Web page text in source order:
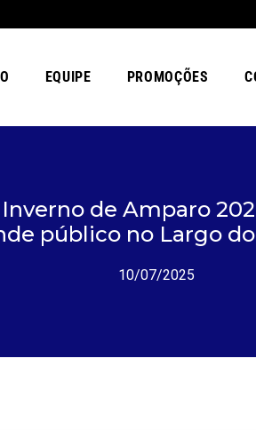
EQUIPE PROMOÇÕES
de Amparo
público no Largo
10/07/2025